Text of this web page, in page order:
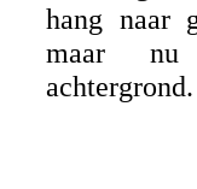
hang naar
maar nu
achtergrond.